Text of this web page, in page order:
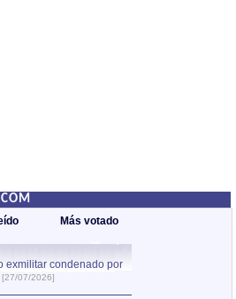
Más votado
exmilitar condenado por
[27/07/2026]